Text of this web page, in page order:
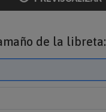
de la libreta: